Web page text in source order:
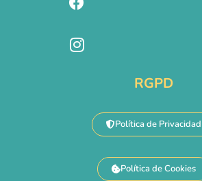
RGPD
Política de Privacidad
Política de Cookies